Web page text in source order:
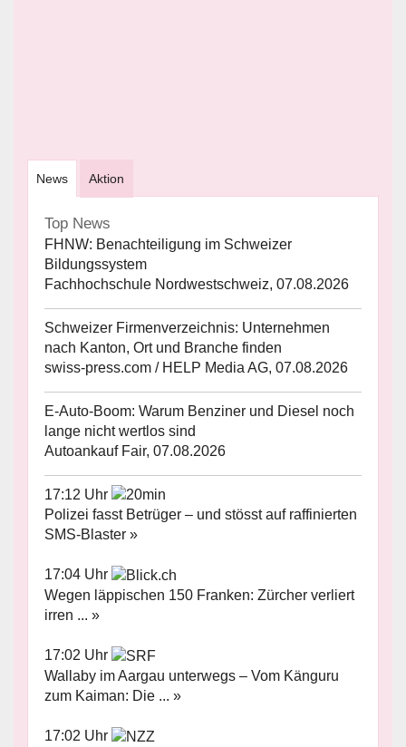
News Aktion
Top News
FHNW: Benachteiligung im Schweizer
Bildungssystem
Fachhochschule Nordwestschweiz, 07.08.2026
Schweizer Firmenverzeichnis: Unternehmen
nach Kanton, Ort und Branche finden
swiss-press.com / HELP Media AG, 07.08.2026
E-Auto-Boom: Warum Benziner und Diesel noch
lange nicht wertlos sind
Autoankauf Fair, 07.08.2026
17:12 Uhr
Polizei fasst Betrüger – und stösst auf raffinierten
SMS-Blaster »
17:04 Uhr
Wegen läppischen 150 Franken: Zürcher verliert
irren ... »
17:02 Uhr
Wallaby im Aargau unterwegs – Vom Känguru
zum Kaiman: Die ... »
17:02 Uhr